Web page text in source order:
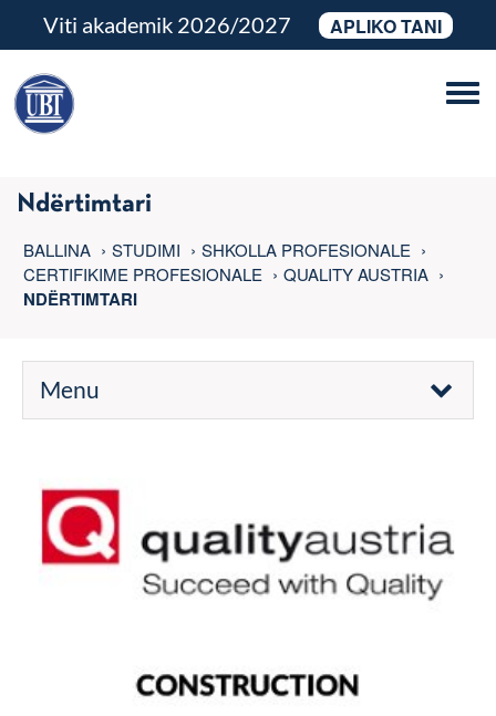
Viti akademik 2026/2027 APLIKO TANI
Ndërtimtari
BALLINA STUDIMI
SHKOLLA PROFESIONALE
CERTIFIKIME PROFESIONALE
QUALITY AUSTRIA
NDËRTIMTARI
Menu